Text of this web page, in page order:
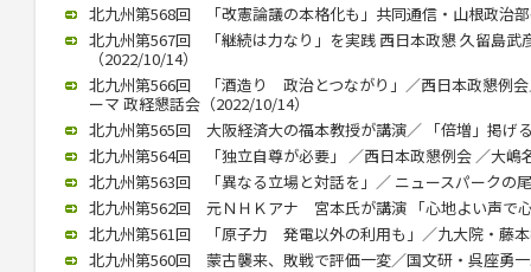
北九州第568回 「改憲論議の本格化も」共同通信・山根政治
北九州第567回 「継続は力なり」を実践 西日本政懇 久留島
（2022/10/14）
北九州第566回 「酒造り 政治とつながり」／西日本政懇例会
ーマ 政経懇話会（2022/10/14）
北九州第565回 大阪経済大の福本教授が講演／ 「倍増」掲
北九州第564回 「独立自尊が必要」 ／西日本政懇例会 ／大嶋
北九州第563回 「異なる立場と対話を」／ ニュースパークの
北九州第562回 元ＮＨＫアナ 宮本氏が講演 「心地よい声で
北九州第561回 「原子力 発電以外の利用も」／九大院・藤
北九州第560回 蒙古襲来、敗戦で評価一変／国文研・呉座勇